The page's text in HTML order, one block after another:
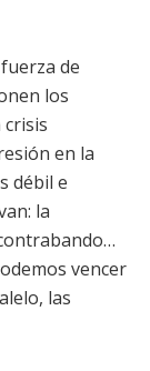
de
los
en la
débil e
la
vencer
las